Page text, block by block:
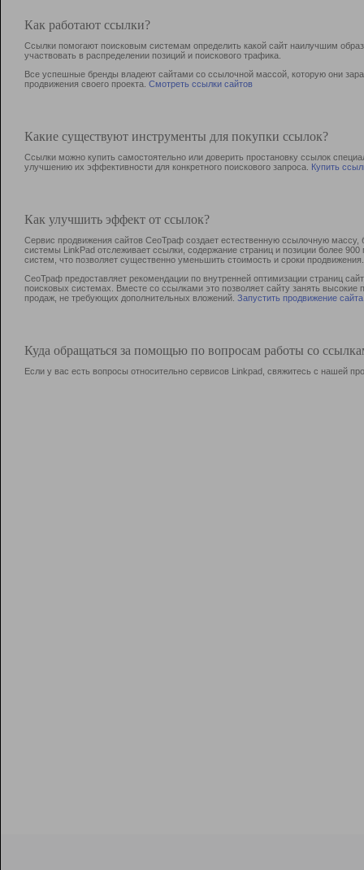
Как работают ссылки?
Ссылки помогают поисковым системам определить какой сайт наилучшим
участвовать в раcпределении позиций и поискового трафика.
Все успешные бренды владеют сайтами со ссылочной массой, которую они
продвижения своего проекта. Смотреть ссылки сайтов
Какие существуют инструменты для покупки ссылок?
Ссылки можно купить самостоятельно или доверить простановку ссылок
улучшению их эффективности для конкретного поискового запроса. Купить
Как улучшить эффект от ссылок?
Сервис продвижения сайтов СеоТраф создает естественную ссылочную
системы LinkPad отслеживает ссылки, содержание страниц и позиции более
систем, что позволяет существенно уменьшить стоимость и сроки продвижения.
СеоТраф предоставляет рекомендации по внутренней оптимизации страниц
поисковых системах. Вместе со ссылками это позволяет сайту занять
продаж, не требующих дополнительных вложений. Запустить продвижение сайта
Куда обращаться за помощью по вопросам работы со
Если у вас есть вопросы относительно сервисов Linkpad, свяжитесь с нашей